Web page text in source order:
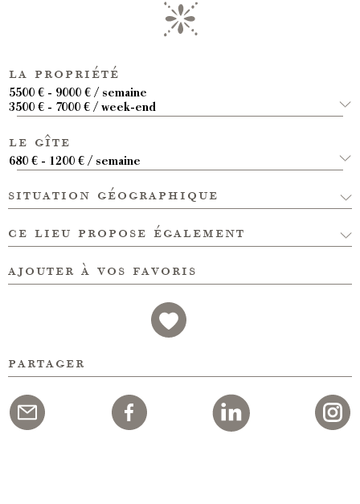
la propriété
5500 € - 9000 € / semaine
3500 € - 7000 € / week-end
le gîte
680 € - 1200 € / semaine
situation géographique
ce lieu propose également
ajouter à vos favoris
partager